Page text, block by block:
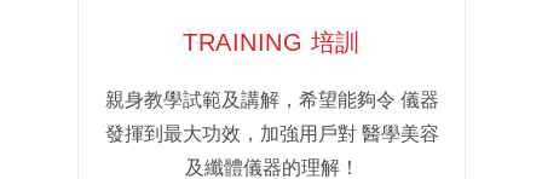
TRAINING 培訓
親身教學試範及講解，希望能夠令 儀器
發揮到最大功效，加強用戶對 醫學美容
及纖體儀器的理解！